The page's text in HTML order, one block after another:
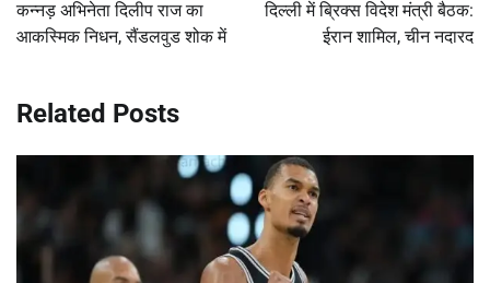
कन्नड़ अभिनेता दिलीप राज का
आकस्मिक निधन, सैंडलवुड शोक में
दिल्ली में ब्रिक्स विदेश मंत्री बैठक:
ईरान शामिल, चीन नदारद
Related Posts